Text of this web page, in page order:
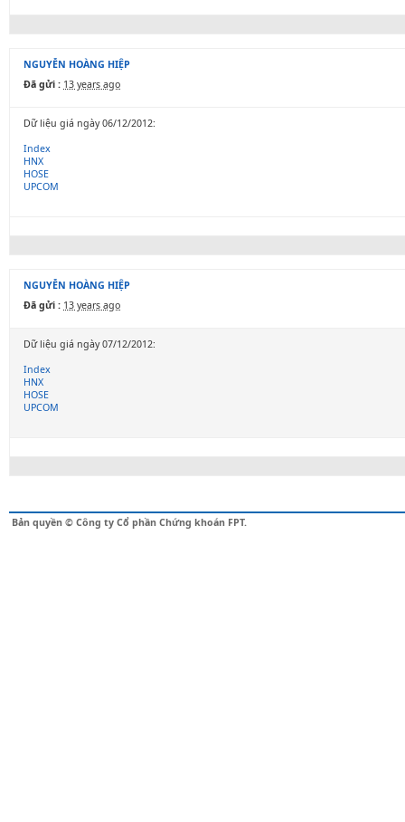
NGUYỄN HOÀNG HIỆP
Đã gửi : 13 years ago
Dữ liệu giá ngày 06/12/2012:
Index
HNX
HOSE
UPCOM
NGUYỄN HOÀNG HIỆP
Đã gửi : 13 years ago
Dữ liệu giá ngày 07/12/2012:
Index
HNX
HOSE
UPCOM
Bản quyền © Công ty Cổ phần Chứng khoán FPT.